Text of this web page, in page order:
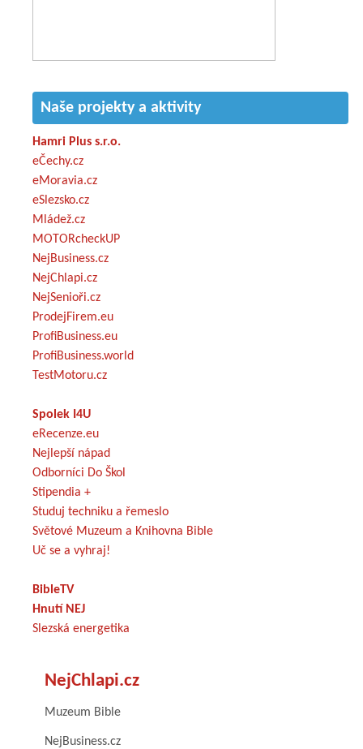
Naše projekty a aktivity
Hamri Plus s.r.o.
eČechy.cz
eMoravia.cz
eSlezsko.cz
Mládež.cz
MOTORcheckUP
NejBusiness.cz
NejChlapi.cz
NejSenioři.cz
ProdejFirem.eu
ProfiBusiness.eu
ProfiBusiness.world
TestMotoru.cz
Spolek I4U
eRecenze.eu
Nejlepší nápad
Odborníci Do Škol
Stipendia +
Studuj techniku a řemeslo
Světové Muzeum a Knihovna Bible
Uč se a vyhraj!
BibleTV
Hnutí NEJ
Slezská energetika
NejChlapi.cz
Muzeum Bible
NejBusiness.cz